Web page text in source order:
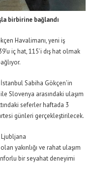
birbirine bağlandı
Havalimanı, yeni iş
iç hat, 115’i dış hat olmak
İstanbul Sabiha Gökçen’in
Slovenya arasındaki ulaşım
seferler haftada 3
günleri gerçekleştirilecek.
Ljubljana
yakınlığı ve rahat ulaşım
bir seyahat deneyimi